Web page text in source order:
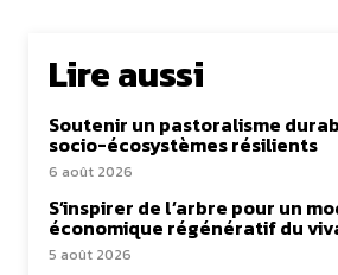
Lire aussi
Soutenir un pastoralisme
socio-écosystèmes résilients
6 août 2026
S’inspirer de l’arbre pour un
économique régénératif du
5 août 2026